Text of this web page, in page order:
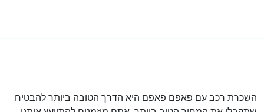
השכרת רכב עם פאפם פאפם היא הדרך הטובה ביותר להבטיח